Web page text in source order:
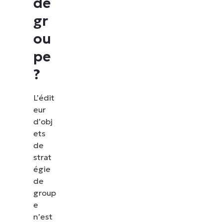
gr
ou
pe
?
L’édit
eur
d’obj
ets
de
strat
égie
de
group
e
n’est